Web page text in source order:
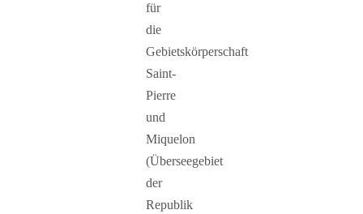
für
die
Gebietskörperschaft
Saint-
Pierre
und
Miquelon
(Überseegebiet
der
Republik